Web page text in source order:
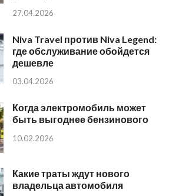
27.04.2026
Niva Travel против Niva Legend:
где обслуживание обойдется
дешевле
03.04.2026
Когда электромобиль может
быть выгоднее бензинового
10.02.2026
Какие траты ждут нового
владельца автомобиля